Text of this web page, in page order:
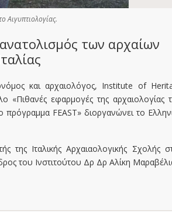
Αιγυπτιολογίας.
των αρχαίων
και αρχαιολόγος, Institute of
«Πιθανές εφαρμογές της αρχαιολογίας
FEAST» διοργανώνει το
της Ιταλικής Αρχαιαολογικής Σχολής
του Ινστιτούτου Δρ Δρ Αλίκη